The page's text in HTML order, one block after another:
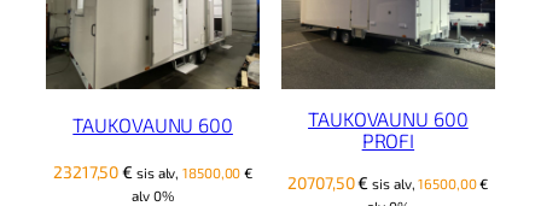
TAUKOVAUNU 600
23217,50€ sis alv,18500,00€
alv 0%
TAUKOVAUNU 600
PROFI
20707,50€ sis alv,16500,00€